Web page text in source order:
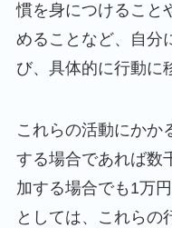
慣を身につけること
めることなど、自分
び、具体的に行動に
これらの活動にかか
する場合であれば数
加する場合でも1万
としては、これらの